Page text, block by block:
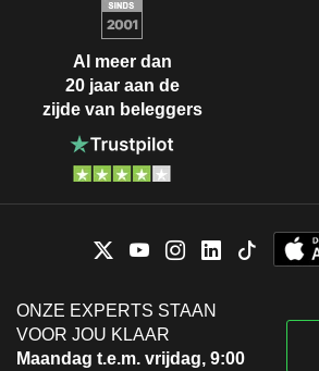
Al meer dan
20 jaar aan de
zijde van beleggers
ONZE EXPERTS STAAN
VOOR JOU KLAAR
Maandag t.e.m. vrijdag, 9:00